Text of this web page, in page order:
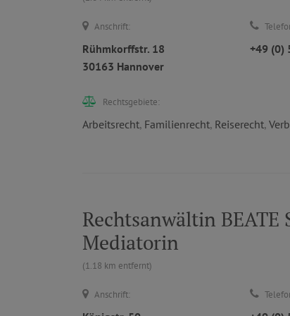
Anschrift:
Rühmkorffstr. 18
30163 Hannover
+49 (0)
Rechtsgebiete:
Arbeitsrecht, Familienrecht, Reiserecht,
Rechtsanwältin
Mediatorin
(1.18 km entfernt)
Anschrift: